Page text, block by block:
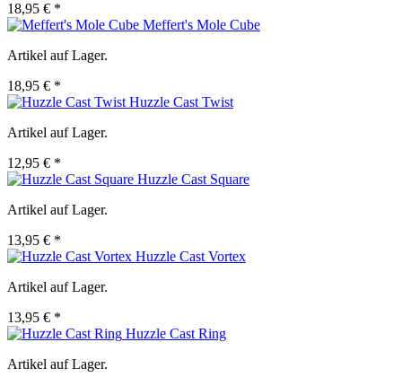
18,95 € *
Meffert's Mole Cube
Artikel auf Lager.
18,95 € *
Huzzle Cast Twist
Artikel auf Lager.
12,95 € *
Huzzle Cast Square
Artikel auf Lager.
13,95 € *
Huzzle Cast Vortex
Artikel auf Lager.
13,95 € *
Huzzle Cast Ring
Artikel auf Lager.